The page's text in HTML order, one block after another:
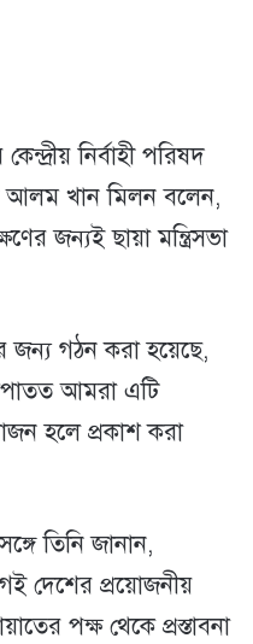
নির্বাহী পরিষদ
খান মিলন বলেন,
জন্যই ছায়া মন্ত্রিসভা
জন্য গঠন করা হয়েছে,
আমরা এটি
হলে প্রকাশ করা
তিনি জানান,
দেশের প্রয়োজনীয়
পক্ষ থেকে প্রস্তাবনা